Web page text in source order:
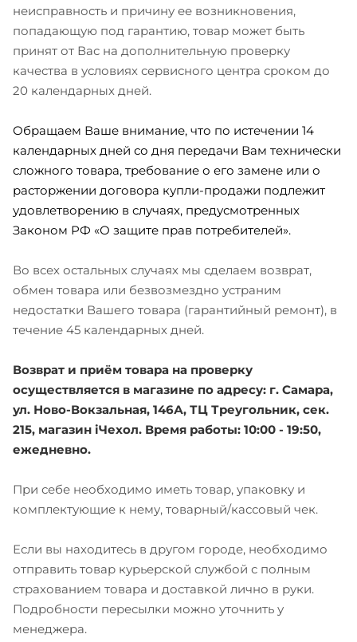
неисправность и причину ее возникновения,
попадающую под гарантию, товар может быть
принят от Вас на дополнительную проверку
качества в условиях сервисного центра сроком до
20 календарных дней.
Обращаем Ваше внимание, что по истечении 14
календарных дней со дня передачи Вам технически
сложного товара, требование о его замене или о
расторжении договора купли-продажи подлежит
удовлетворению в случаях, предусмотренных
Законом РФ «О защите прав потребителей».
Во всех остальных случаях мы сделаем возврат,
обмен товара или безвозмездно устраним
недостатки Вашего товара (гарантийный ремонт), в
течение 45 календарных дней.
Возврат и приём товара на проверку
осуществляется в магазине по адресу: г. Самара,
ул. Ново-Вокзальная, 146А, ТЦ Треугольник, сек.
215, магазин iЧехол. Время работы: 10:00 - 19:50,
ежедневно.
При себе необходимо иметь товар, упаковку и
комплектующие к нему, товарный/кассовый чек.
Если вы находитесь в другом городе, необходимо
отправить товар курьерской службой с полным
страхованием товара и доставкой лично в руки.
Подробности пересылки можно уточнить у
менеджера.